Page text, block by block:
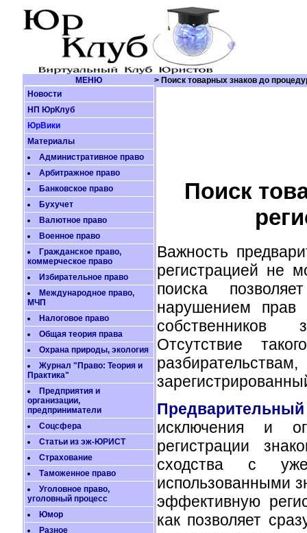
МЕНЮ
> Поиск товарных знаков до
Новости
НП ЮрКлуб
ЮрВики
Материалы
Административное право
Арбитражное право
Банковское право
Бухучет
Валютное право
Военное право
Гражданское право,
коммерческое право
Избирательное право
Международное право,
МЧП
Налоговое право
Общая теория права
Охрана природы, экология
Журнал "Право: Теория и
Практика"
Предприятия и
организации,
предприниматели
Соцсфера
Статьи из эж-ЮРИСТ
Страхование
Таможенное право
Уголовное право,
уголовный процесс
Юмор
Разное
Поиск
Важность
регистрацией не
поиска
нарушением прав
собственников
Отсутствие
исключения и
регистрации
сходства с уже
использованными
эффективную
как позволяет